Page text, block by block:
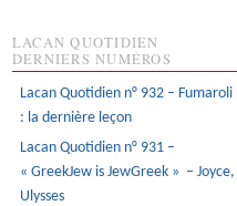
LACAN QUOTIDIEN
DERNIERS NUMÉROS
Lacan Quotidien n° 932 – Fumaroli
: la dernière leçon
Lacan Quotidien n° 931 –
« GreekJew is JewGreek » – Joyce,
Ulysses